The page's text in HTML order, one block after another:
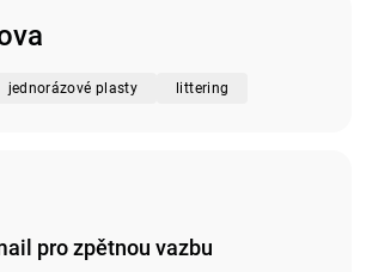
jednorázové plasty littering
pro zpětnou vazbu